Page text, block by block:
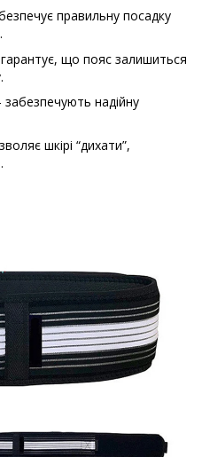
правильну посадку
що пояс залишиться
надійну
шкірі “дихати”,